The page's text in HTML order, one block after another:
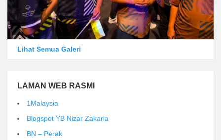
Lihat Semua Galeri
LAMAN WEB RASMI
1Malaysia
Blogspot YB Nizar Zakaria
BN – Perak